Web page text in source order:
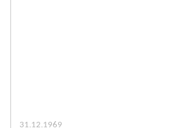
31.12.1969